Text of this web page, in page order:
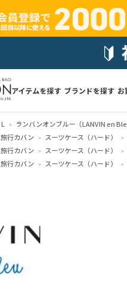
アイテムを探す ブランドを探す お
L ランバンオンブルー（LANVIN en
旅行カバン スーツケース（ハード）
旅行カバン スーツケース（ハード）
旅行カバン スーツケース（ハード）